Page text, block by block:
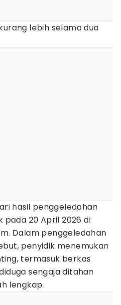
lebih selama dua
hasil penggeledahan
pada 20 April 2026 di
Dalam penggeledahan
penyidik menemukan
termasuk berkas
sengaja ditahan
lengkap.